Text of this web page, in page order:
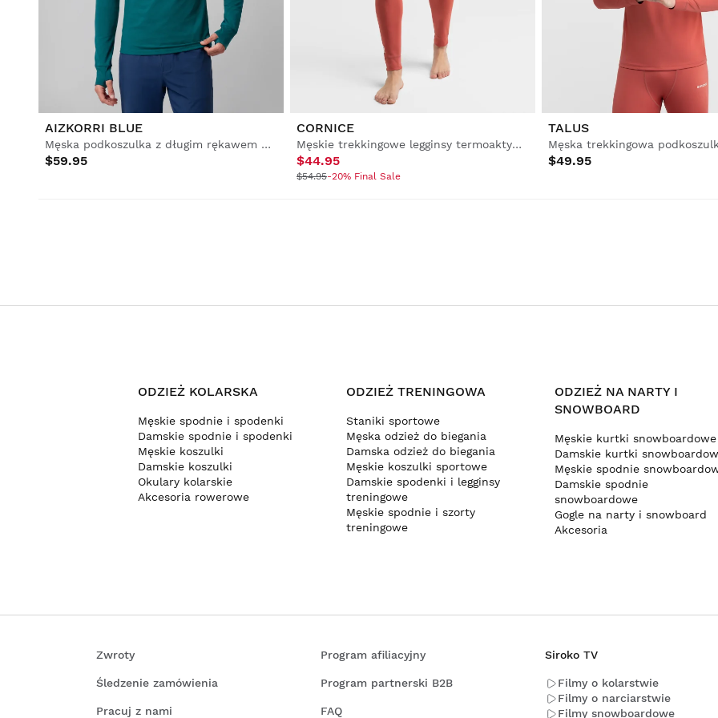
Piłka nożna
Piłka nożna
Piłka nożna
AIZKORRI BLUE
Męska podkoszulka z długim rękawem do biegania w terenie
$59.95
CORNICE
Męskie trekkingowe legginsy termoaktywne
$44.95
$54.95-20% Final Sale
TALUS
$49.95
ODZIEŻ KOLARSKA
Męskie spodnie i spodenki
Damskie spodnie i spodenki
Męskie koszulki
Damskie koszulki
Okulary kolarskie
Akcesoria rowerowe
ODZIEŻ TRENINGOWA
Staniki sportowe
Męska odzież do biegania
Damska odzież do biegania
Męskie koszulki sportowe
Damskie spodenki i legginsy
treningowe
Męskie spodnie i szorty
treningowe
ODZIEŻ NA NARTY I
SNOWBOARD
Męskie kurtki snowboardowe
Damskie kurtki
Męskie spodnie
Damskie spodnie
snowboardowe
Gogle na narty i snowboard
Akcesoria
Zwroty Program afiliacyjny
Śledzenie zamówienia Program partnerski B2B
Pracuj z nami FAQ
Siroko TV
Filmy o kolarstwie
Filmy o narciarstwie
Filmy snowboardowe